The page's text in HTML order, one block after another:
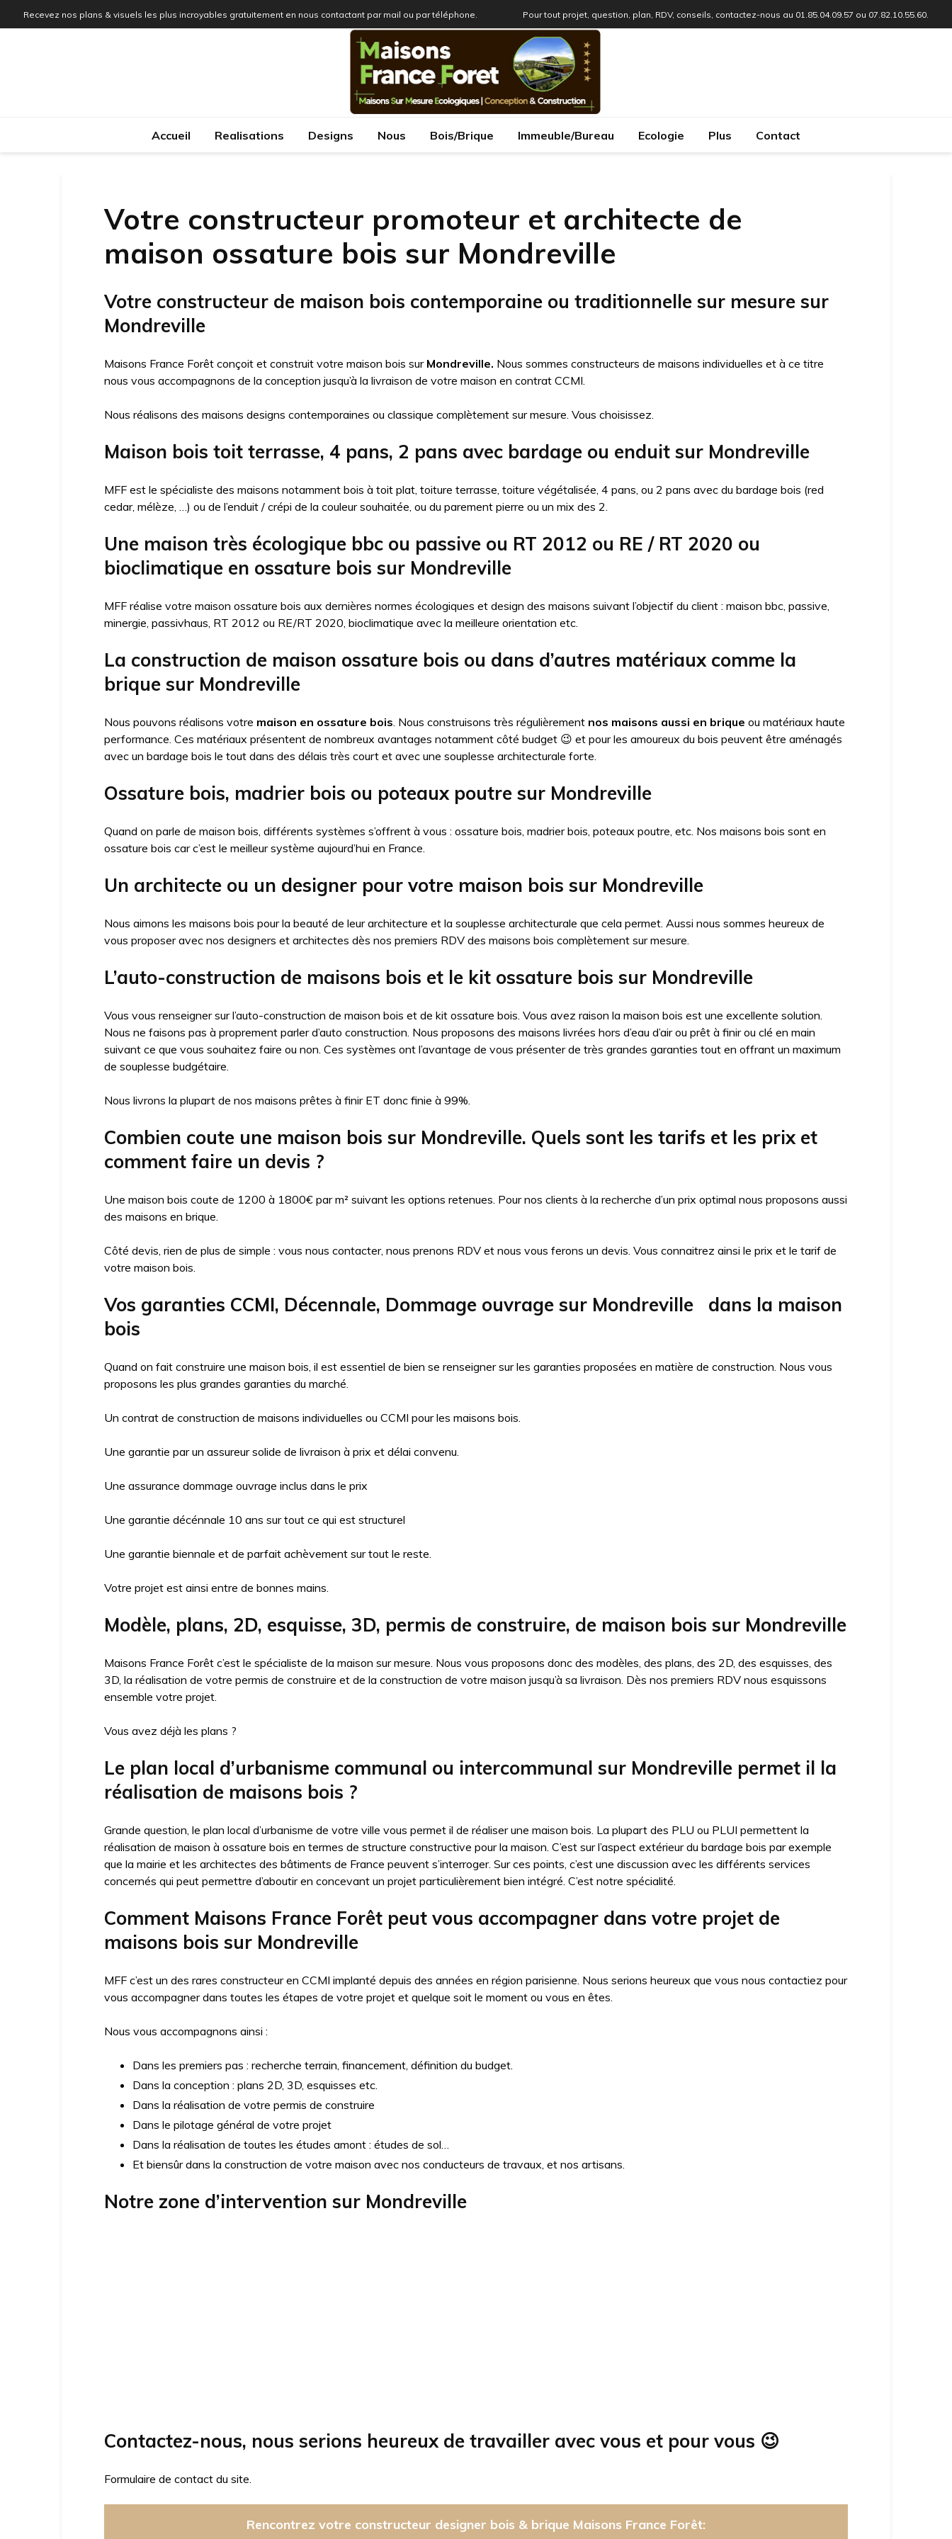
Recevez nos plans & visuels les plus incroyables gratuitement en nous contactant par mail ou par téléphone. Pour tout projet, question, plan, RDV, conseils, contactez-nous au 01.85.04.09.57 ou 07.82.10.55.60.
Accueil Realisations Designs Nous Bois/Brique Immeuble/Bureau Ecologie Plus Contact
Votre constructeur promoteur et architecte de
maison ossature bois sur Mondreville
Votre constructeur de maison bois contemporaine ou traditionnelle sur mesure sur
Mondreville
Maisons France Forêt conçoit et construit votre maison bois sur Mondreville. Nous sommes constructeurs de maisons individuelles et à ce titre
nous vous accompagnons de la conception jusqu’à la livraison de votre maison en contrat CCMI.
Nous réalisons des maisons designs contemporaines ou classique complètement sur mesure. Vous choisissez.
Maison bois toit terrasse, 4 pans, 2 pans avec bardage ou enduit sur Mondreville
MFF est le spécialiste des maisons notamment bois à toit plat, toiture terrasse, toiture végétalisée, 4 pans, ou 2 pans avec du bardage bois (red
cedar, mélèze, …) ou de l’enduit / crépi de la couleur souhaitée, ou du parement pierre ou un mix des 2.
Une maison très écologique bbc ou passive ou RT 2012 ou RE / RT 2020 ou
bioclimatique en ossature bois sur Mondreville
MFF réalise votre maison ossature bois aux dernières normes écologiques et design des maisons suivant l’objectif du client : maison bbc, passive,
minergie, passivhaus, RT 2012 ou RE/RT 2020, bioclimatique avec la meilleure orientation etc.
La construction de maison ossature bois ou dans d’autres matériaux comme la
brique sur Mondreville
Nous pouvons réalisons votre maison en ossature bois. Nous construisons très régulièrement nos maisons aussi en brique ou matériaux haute
performance. Ces matériaux présentent de nombreux avantages notamment côté budget 😉 et pour les amoureux du bois peuvent être aménagés
avec un bardage bois le tout dans des délais très court et avec une souplesse architecturale forte.
Ossature bois, madrier bois ou poteaux poutre sur Mondreville
Quand on parle de maison bois, différents systèmes s’offrent à vous : ossature bois, madrier bois, poteaux poutre, etc. Nos maisons bois sont en
ossature bois car c’est le meilleur système aujourd’hui en France.
Un architecte ou un designer pour votre maison bois sur Mondreville
Nous aimons les maisons bois pour la beauté de leur architecture et la souplesse architecturale que cela permet. Aussi nous sommes heureux de
vous proposer avec nos designers et architectes dès nos premiers RDV des maisons bois complètement sur mesure.
L’auto-construction de maisons bois et le kit ossature bois sur Mondreville
Vous vous renseigner sur l’auto-construction de maison bois et de kit ossature bois. Vous avez raison la maison bois est une excellente solution.
Nous ne faisons pas à proprement parler d’auto construction. Nous proposons des maisons livrées hors d’eau d’air ou prêt à finir ou clé en main
suivant ce que vous souhaitez faire ou non. Ces systèmes ont l’avantage de vous présenter de très grandes garanties tout en offrant un maximum
de souplesse budgétaire.
Nous livrons la plupart de nos maisons prêtes à finir ET donc finie à 99%.
Combien coute une maison bois sur Mondreville. Quels sont les tarifs et les prix et
comment faire un devis ?
Une maison bois coute de 1200 à 1800€ par m² suivant les options retenues. Pour nos clients à la recherche d’un prix optimal nous proposons aussi
des maisons en brique.
Côté devis, rien de plus de simple : vous nous contacter, nous prenons RDV et nous vous ferons un devis. Vous connaitrez ainsi le prix et le tarif de
votre maison bois.
Vos garanties CCMI, Décennale, Dommage ouvrage sur Mondreville dans la maison
bois
Quand on fait construire une maison bois, il est essentiel de bien se renseigner sur les garanties proposées en matière de construction. Nous vous
proposons les plus grandes garanties du marché.
Un contrat de construction de maisons individuelles ou CCMI pour les maisons bois.
Une garantie par un assureur solide de livraison à prix et délai convenu.
Une assurance dommage ouvrage inclus dans le prix
Une garantie décénnale 10 ans sur tout ce qui est structurel
Une garantie biennale et de parfait achèvement sur tout le reste.
Votre projet est ainsi entre de bonnes mains.
Modèle, plans, 2D, esquisse, 3D, permis de construire, de maison bois sur Mondreville
Maisons France Forêt c’est le spécialiste de la maison sur mesure. Nous vous proposons donc des modèles, des plans, des 2D, des esquisses, des
3D, la réalisation de votre permis de construire et de la construction de votre maison jusqu’à sa livraison. Dès nos premiers RDV nous esquissons
ensemble votre projet.
Vous avez déjà les plans ?
Le plan local d’urbanisme communal ou intercommunal sur Mondreville permet il la
réalisation de maisons bois ?
Grande question, le plan local d’urbanisme de votre ville vous permet il de réaliser une maison bois. La plupart des PLU ou PLUI permettent la
réalisation de maison à ossature bois en termes de structure constructive pour la maison. C’est sur l’aspect extérieur du bardage bois par exemple
que la mairie et les architectes des bâtiments de France peuvent s’interroger. Sur ces points, c’est une discussion avec les différents services
concernés qui peut permettre d’aboutir en concevant un projet particulièrement bien intégré. C’est notre spécialité.
Comment Maisons France Forêt peut vous accompagner dans votre projet de
maisons bois sur Mondreville
MFF c’est un des rares constructeur en CCMI implanté depuis des années en région parisienne. Nous serions heureux que vous nous contactiez pour
vous accompagner dans toutes les étapes de votre projet et quelque soit le moment ou vous en êtes.
Nous vous accompagnons ainsi :
Dans les premiers pas : recherche terrain, financement, définition du budget.
Dans la conception : plans 2D, 3D, esquisses etc.
Dans la réalisation de votre permis de construire
Dans le pilotage général de votre projet
Dans la réalisation de toutes les études amont : études de sol…
Et biensûr dans la construction de votre maison avec nos conducteurs de travaux, et nos artisans.
Notre zone d’intervention sur Mondreville
Contactez-nous, nous serions heureux de travailler avec vous et pour vous 😉
Formulaire de contact du site.
Rencontrez votre constructeur designer bois & brique Maisons France Forêt: